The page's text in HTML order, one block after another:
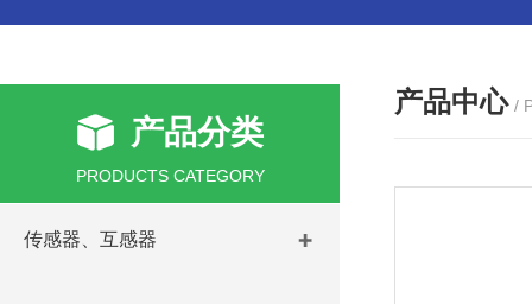
产品分类
PRODUCTS CATEGORY
传感器、互感器
产品中心 /